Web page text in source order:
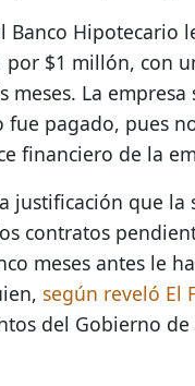
Banco Hipotecario
por $1 millón, con
meses. La
pagado, pues
financiero de la
justificación que la
contratos
meses antes le
según reveló El
del Gobierno de